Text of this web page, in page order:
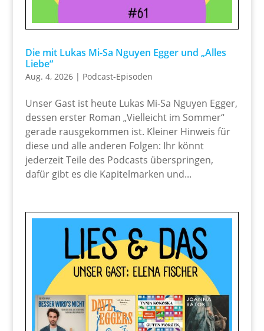
Die mit Lukas Mi-Sa Nguyen Egger und „Alles
Liebe“
Aug. 4, 2026| Podcast-Episoden
Unser Gast ist heute Lukas Mi-Sa Nguyen Egger,
dessen erster Roman „Vielleicht im Sommer“
gerade rausgekommen ist. Kleiner Hinweis für
diese und alle anderen Folgen: Ihr könnt
jederzeit Teile des Podcasts überspringen,
dafür gibt es die Kapitelmarken und...